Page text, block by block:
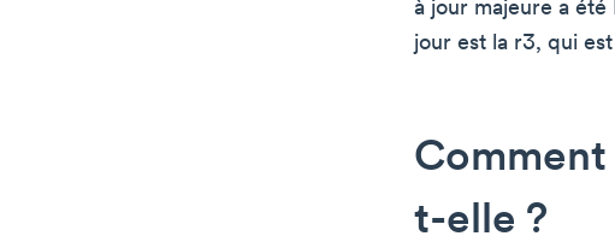
à jour majeure a été
jour est la r3, qui
t-elle ?